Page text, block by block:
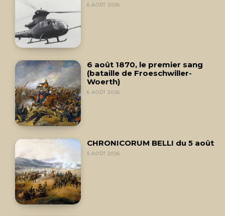
6 AOÛT 2026
6 août 1870, le premier sang
(bataille de Froeschwiller-
Woerth)
6 AOÛT 2026
CHRONICORUM BELLI du 5 août
5 AOÛT 2026